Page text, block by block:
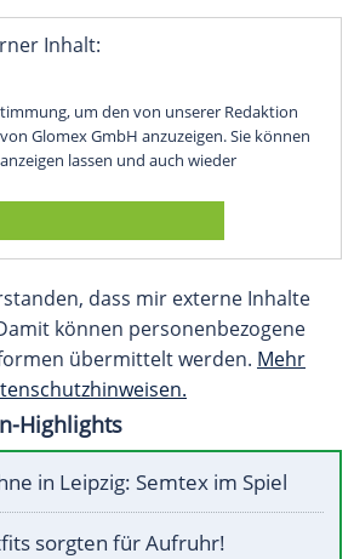
Inhalt:
um den von unserer Redaktion
Glomex GmbH anzuzeigen. Sie können
lassen und auch wieder
dass mir externe Inhalte
können personenbezogene
übermittelt werden. Mehr
Highlights
in Leipzig: Semtex im Spiel
sorgten für Aufruhr!